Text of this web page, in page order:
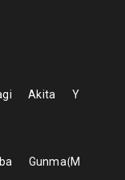
Akita
Y
Gunma M